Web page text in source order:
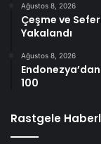
Ağustos 8, 2026
Çeşme ve
Yakalandı
Ağustos 8, 2026
100
Rastgele